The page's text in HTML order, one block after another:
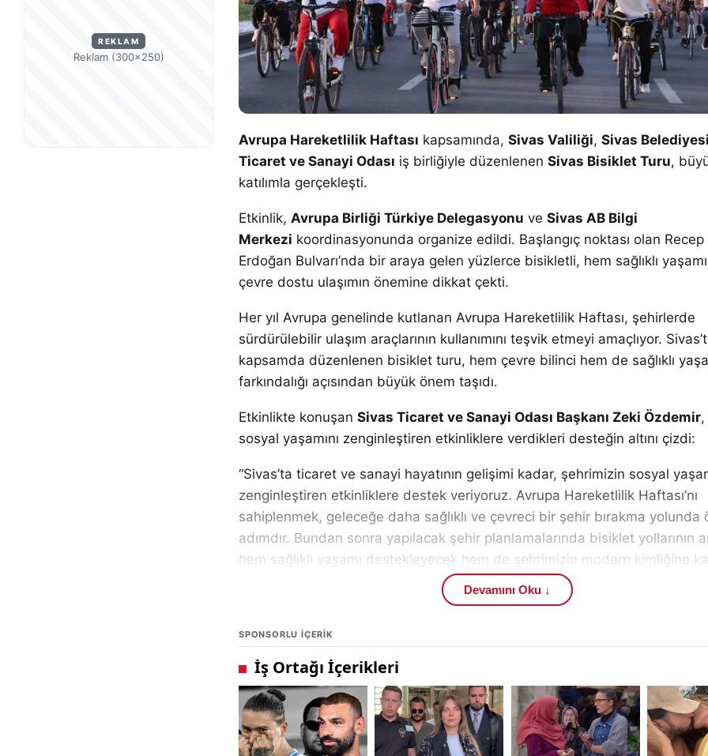
REKLAM
Reklam (300×250)
Avrupa Hareketlilik Haftası kapsamında, Sivas Valiliği, Sivas
Ticaret ve Sanayi Odası iş birliğiyle düzenlenen Sivas Bisiklet Turu,
katılımla gerçekleşti.
Etkinlik, Avrupa Birliği Türkiye Delegasyonu ve Sivas AB Bilgi
Merkezi koordinasyonunda organize edildi. Başlangıç noktası olan Recep
Erdoğan Bulvarı’nda bir araya gelen yüzlerce bisikletli, hem sağlıklı
çevre dostu ulaşımın önemine dikkat çekti.
Her yıl Avrupa genelinde kutlanan Avrupa Hareketlilik Haftası, şehirlerde
sürdürülebilir ulaşım araçlarının kullanımını teşvik etmeyi amaçlıyor.
kapsamda düzenlenen bisiklet turu, hem çevre bilinci hem de sağlıklı
farkındalığı açısından büyük önem taşıdı.
Etkinlikte konuşan Sivas Ticaret ve Sanayi Odası Başkanı Zeki Özdemir
sosyal yaşamını zenginleştiren etkinliklere verdikleri desteğin altını çizdi:
“Sivas’ta ticaret ve sanayi hayatının gelişimi kadar, şehrimizin sosyal
zenginleştiren etkinliklere destek veriyoruz. Avrupa Hareketlilik Haftası’nı
sahiplenmek, geleceğe daha sağlıklı ve çevreci bir şehir bırakma yolunda
adımdır. Bundan sonra yapılacak şehir planlamalarında bisiklet yollarının
hem sağlıklı yaşamı destekleyecek hem de şehrimizin modern kimliğine
katkılarını vurguladı:
“Ekonomik kalkınmayı sosyal gelişimle birlikte ele alıyoruz”
Ticaret ve Sanayi Odası’nın bundan sonra da insan odaklı şehircilik
destekleyen çalışmaların yanında olacağını söyledi.
Kaynak:İha
Devamını Oku ↓
SPONSORLU IÇERIK